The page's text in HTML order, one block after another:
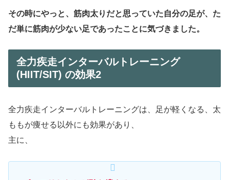
その時にやっと、筋肉太りだと思っていた自分の足が、た
だ単に筋肉が少ない足であったことに気づきました。
全力疾走インターバルトレーニング
(HIIT/SIT) の効果2
全力疾走インターバルトレーニングは、足が軽くなる、太
ももが痩せる以外にも効果があり、
主に、